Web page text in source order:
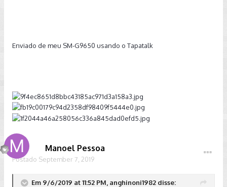
Enviado de meu SM-G9650 usando o Tapatalk
Manoel Pessoa
Postado September 7, 2019
Em 9/6/2019 at 11:52 PM, anghinoni1982 disse: